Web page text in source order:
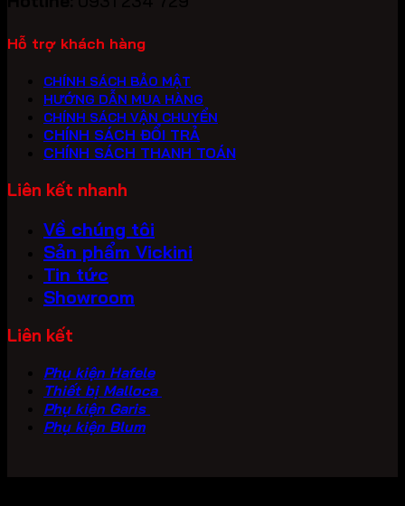
Hỗ trợ khách hàng
CHÍNH SÁCH BẢO MẬT
HƯỚNG DẪN MUA HÀNG
CHÍNH SÁCH VẬN CHUYỂN
CHÍNH SÁCH ĐỔI TRẢ
CHÍNH SÁCH THANH TOÁN
Liên kết nhanh
Về chúng tôi
Sản phẩm Vickini
Tin tức
Showroom
Liên kết
Phụ kiện Hafele
Thiết bị Malloca
Phụ kiện Garis
Phụ kiện Blum